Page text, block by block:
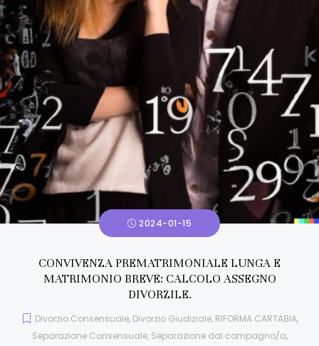
2024-01-15
CONVIVENZA PREMATRIMONIALE LUNGA E
MATRIMONIO BREVE: CALCOLO ASSEGNO
DIVORZILE.
Divorzio Consensuale, Divorzio Giudiziale, RIFORMA CARTABIA,
Separazione Consensuale, Separazione dal compagno/a,